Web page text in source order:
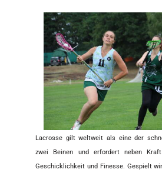
Lacrosse gilt weltweit als eine der
zwei Beinen und erfordert neben
Geschicklichkeit und Finesse. Gespielt